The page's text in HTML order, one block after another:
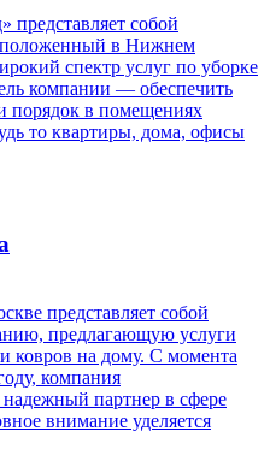
собой
в Нижнем
спектр услуг по уборке
компании — обеспечить
порядок в помещениях
то квартиры, дома, офисы
представляет собой
предлагающую услуги
ковров на дому. С момента
компания
надежный партнер в сфере
внимание уделяется